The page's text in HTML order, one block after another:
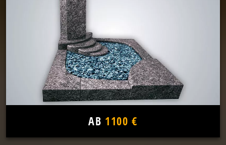
AB 1100 €